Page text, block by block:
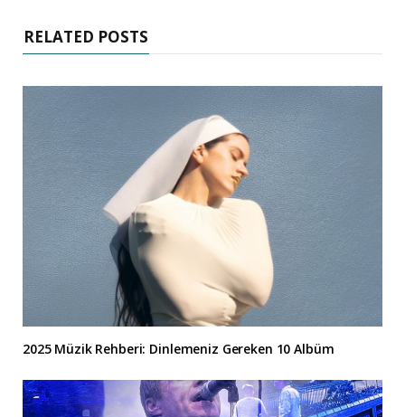
RELATED POSTS
2025 Müzik Rehberi: Dinlemeniz Gereken 10 Albüm